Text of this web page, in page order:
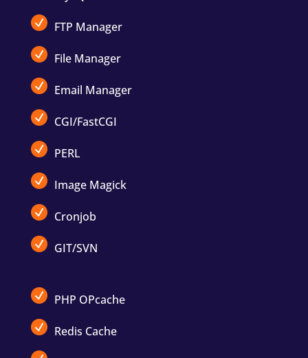
FTP Manager
File Manager
Email Manager
CGI/FastCGI
PERL
Image Magick
Cronjob
GIT/SVN
PHP OPcache
Redis Cache